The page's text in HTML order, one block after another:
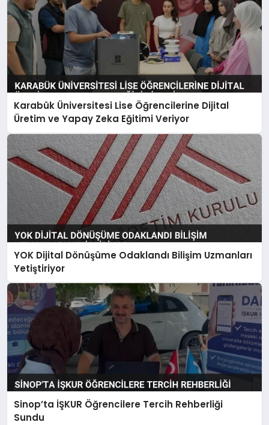
Karabük Üniversitesi Lise Öğrencilerine Dijital
Üretim ve Yapay Zeka Eğitimi Veriyor
YOK Dijital Dönüşüme Odaklandı Bilişim Uzmanları
Yetiştiriyor
Sinop’ta İŞKUR Öğrencilere Tercih Rehberliği
Sundu